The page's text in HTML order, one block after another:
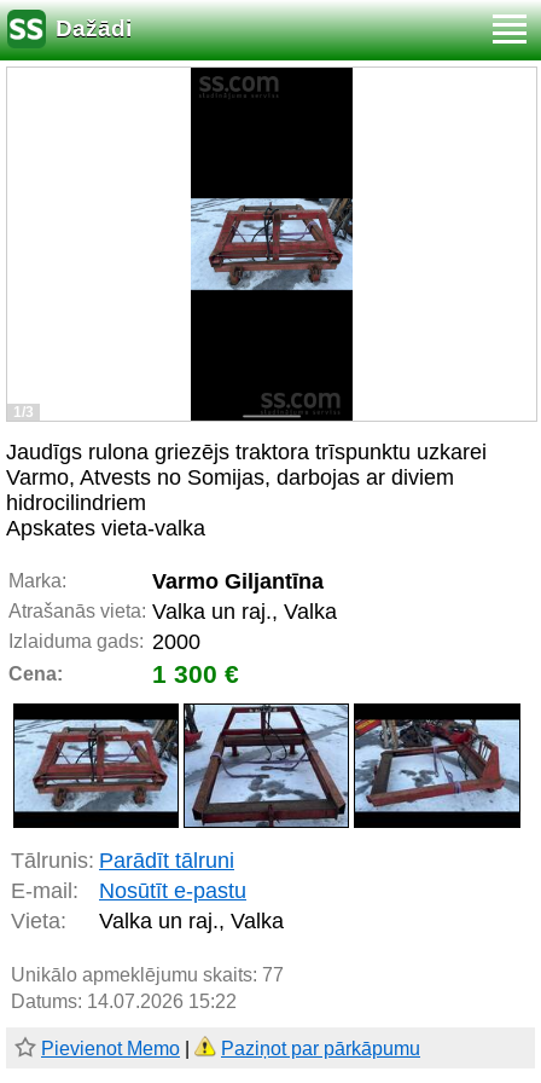
Dažādi
1/3
Jaudīgs rulona griezējs traktora trīspunktu uzkarei
Varmo, Atvests no Somijas, darbojas ar diviem
hidrocilindriem
Apskates vieta-valka
Marka: Varmo Giljantīna
Atrašanās vieta: Valka un raj., Valka
Izlaiduma gads: 2000
Cena: 1 300 €
Tālrunis: Parādīt tālruni
E-mail:
Nosūtīt e-pastu
Vieta:
Valka un raj., Valka
Unikālo apmeklējumu skaits: 77
Datums: 14.07.2026 15:22
Pievienot Memo Paziņot par pārkāpumu